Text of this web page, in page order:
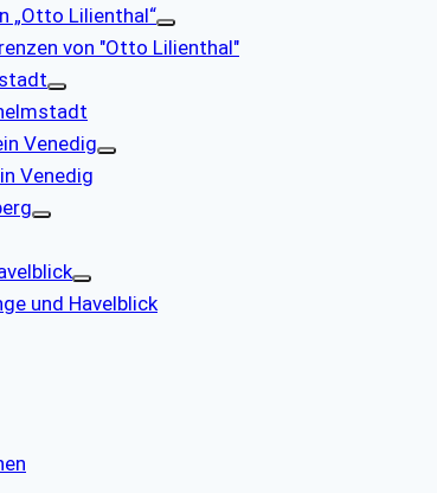
„Otto Lilienthal“
von "Otto Lilienthal"
Venedig
Venedig
und Havelblick